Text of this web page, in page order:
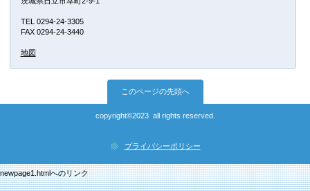
このページの先頭へ
TEL 0294-24-3305
FAX 0294-24-3440
地図
copyright©2023 all rights reserved.
プライバシーポリシー
newpage1.htmlへのリンク